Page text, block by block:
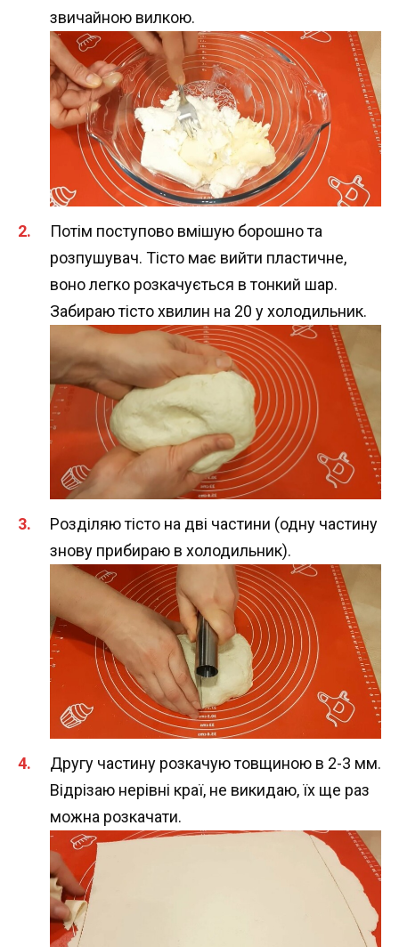
звичайною вилкою.
Потім поступово вмішую борошно та
розпушувач. Тісто має вийти пластичне,
воно легко розкачується в тонкий шар.
Забираю тісто хвилин на 20 у холодильник.
Розділяю тісто на дві частини (одну частину
знову прибираю в холодильник).
Другу частину розкачую товщиною в 2-3 мм.
Відрізаю нерівні краї, не викидаю, їх ще раз
можна розкачати.